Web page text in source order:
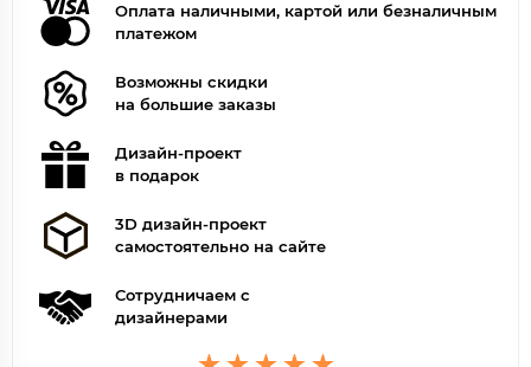
Оплата наличными, картой или безналичным
платежом
Возможны скидки
на большие заказы
Дизайн-проект
в подарок
3D дизайн-проект
самостоятельно на сайте
Сотрудничаем с
дизайнерами